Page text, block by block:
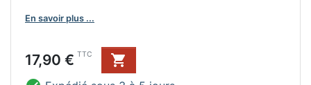
En savoir plus ...
Prix
17,90 € TTC
